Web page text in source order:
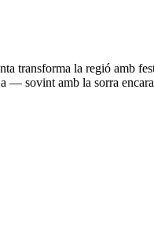
transforma la regió amb
— sovint amb la sorra